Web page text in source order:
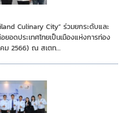
Culinary City” ร่วมยกระดับและ
อดประเทศไทยเป็นเมืองแห่งการท่อง
คม 2566) ณ สเตท...